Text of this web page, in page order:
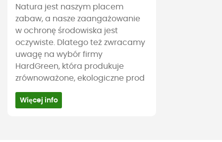
Natura jest naszym placem
zabaw, a nasze zaangażowanie
w ochronę środowiska jest
oczywiste. Dlatego też zwracamy
uwagę na wybór firmy
HardGreen, która produkuje
zrównoważone, ekologiczne prod
Więcej info